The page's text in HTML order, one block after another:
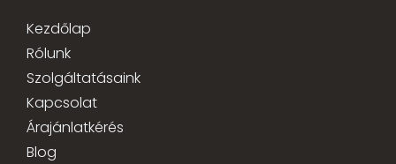
Kezdőlap
Rólunk
Szolgáltatásaink
Kapcsolat
Árajánlatkérés
Blog